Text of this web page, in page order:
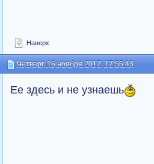
Наверх
Четверг, 16 ноября 2017, 17:55:43
Ее здесь и не узнаешь